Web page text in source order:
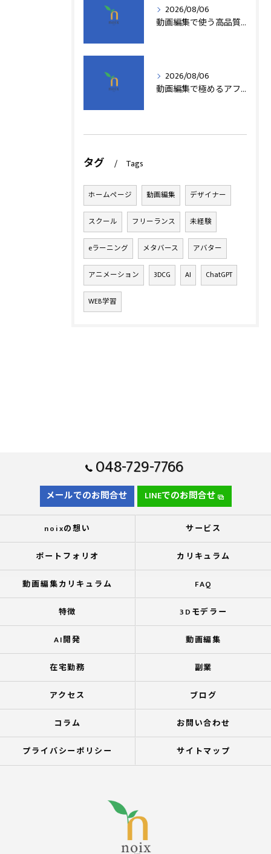
2026/08/06
動画編集で使う高品質アフターエフェクトテンプレート活用術
2026/08/06
動画編集で極めるアフターエフェクト基本技術
タグ Tags
ホームページ 動画編集 デザイナー
スクール フリーランス 未経験
eラーニング メタバース アバター
アニメーション 3DCG AI ChatGPT
WEB学習
048-729-7766
メールでのお問合せ LINEでのお問合せ
noixの想い サービス
ポートフォリオ カリキュラム
動画編集カリキュラム FAQ
特徴 3Dモデラー
AI開発 動画編集
在宅勤務 副業
アクセス ブログ
コラム お問い合わせ
プライバシーポリシー サイトマップ